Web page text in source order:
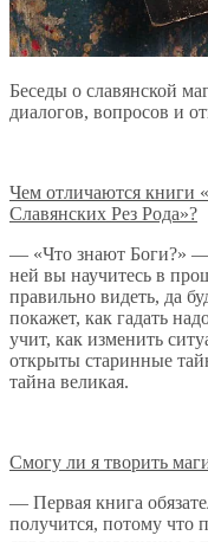
Беседы о славянской
диалогов, вопросов и
Чем отличаются книги
Славянских Рез Рода»?
— «Что знают Боги?» —
ней вы научитесь в
правильно видеть, да
покажет, как гадать
учит, как изменить
открыты старинные
тайна великая.
Смогу ли я творить
— Первая книга
получится, потому что